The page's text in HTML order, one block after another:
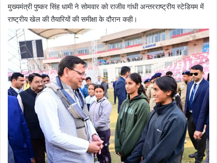
मुख्यमंत्री पुष्कर सिंह धामी ने सोमवार को राजीव गांधी अन्तरराष्ट्रीय स्टेडियम में
राष्ट्रीय खेल की तैयारियों की समीक्षा के दौरान कही।